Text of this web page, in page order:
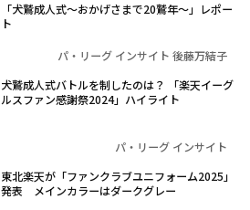
「犬鷲成人式～おかげさまで20鷲年～」レポー
ト
パ・リーグ インサイト 後藤万結子
犬鷲成人式バトルを制したのは？ 「楽天イーグ
ルスファン感謝祭2024」ハイライト
パ・リーグ インサイト
東北楽天が「ファンクラブユニフォーム2025」
発表 メインカラーはダークグレー